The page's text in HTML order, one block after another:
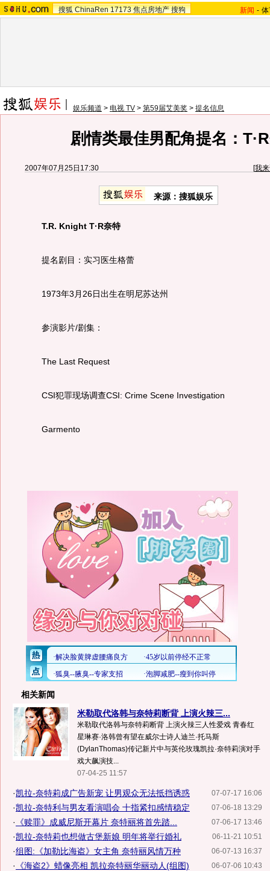
搜狐 ChinaRen 17173 焦点房地产 搜狗 新闻 -
娱乐频道 > 电视 TV > 第59届艾美奖 > 提名信息
剧情类最佳男配角提名：
2007年07月25日17:30 [我
来源：搜狐娱乐
T.R. Knight T·R奈特
提名剧目：实习医生格蕾
1973年3月26日出生在明尼苏达州
参演影片/剧集：
The Last Request
CSI犯罪现场调查CSI: Crime Scene Investigation
Garmento
相关新闻
米勒取代洛韩与奈特莉断背 上演火辣三...
米勒取代洛韩与奈特莉断背 上演火辣三人性爱戏 青春红
星琳赛·洛韩曾有望在威尔士诗人迪兰·托马斯
(DylanThomas)传记新片中与英伦玫瑰凯拉·奈特莉演对手
戏大飙演技...
07-04-25 11:57
07-07-17 16:06
·凯拉-奈特莉成广告新宠 让男观众无法抵挡诱惑
07-06-18 13:29
·凯拉-奈特利与男友看演唱会 十指紧扣感情稳定
07-06-17 13:46
· 《赎罪》成威尼斯开幕片 奈特丽将首先踏...
06-11-21 10:51
·凯拉-奈特莉也想做古堡新娘 明年将举行婚礼
06-07-13 16:37
·组图:《加勒比海盗》女主角 奈特丽风情万种
06-07-06 10:43
· 《海盗2》蜡像亮相 凯拉奈特丽华丽动人(组图)